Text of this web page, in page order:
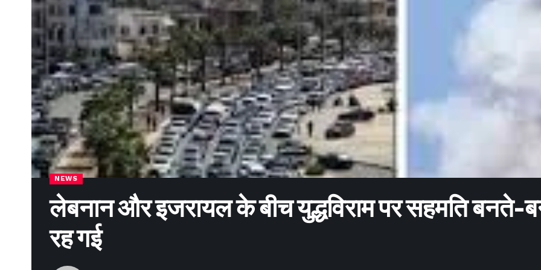
NEWS
लेबनान और इजरायल के बीच युद्धविराम पर सहमति बनते-
रह गई